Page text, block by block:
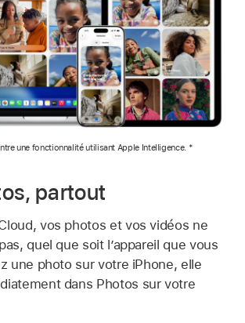
une fonctionnalité utilisant Apple Intelligence. *
partout
vos photos et vos vidéos ne
quel que soit l’appareil que vous
une photo sur votre iPhone, elle
dans Photos sur votre